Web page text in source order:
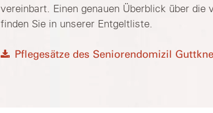
vereinbart. Einen genauen Überblick über die
finden Sie in unserer Entgeltliste.
Pflegesätze des Seniorendomizil